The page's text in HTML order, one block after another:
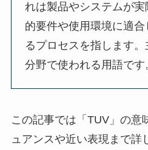
れは製品やシステムが
的要件や使用環境に適
るプロセスを指します
分野で使われる用語です
この記事では「TUV」の意
ュアンスや近い表現まで詳